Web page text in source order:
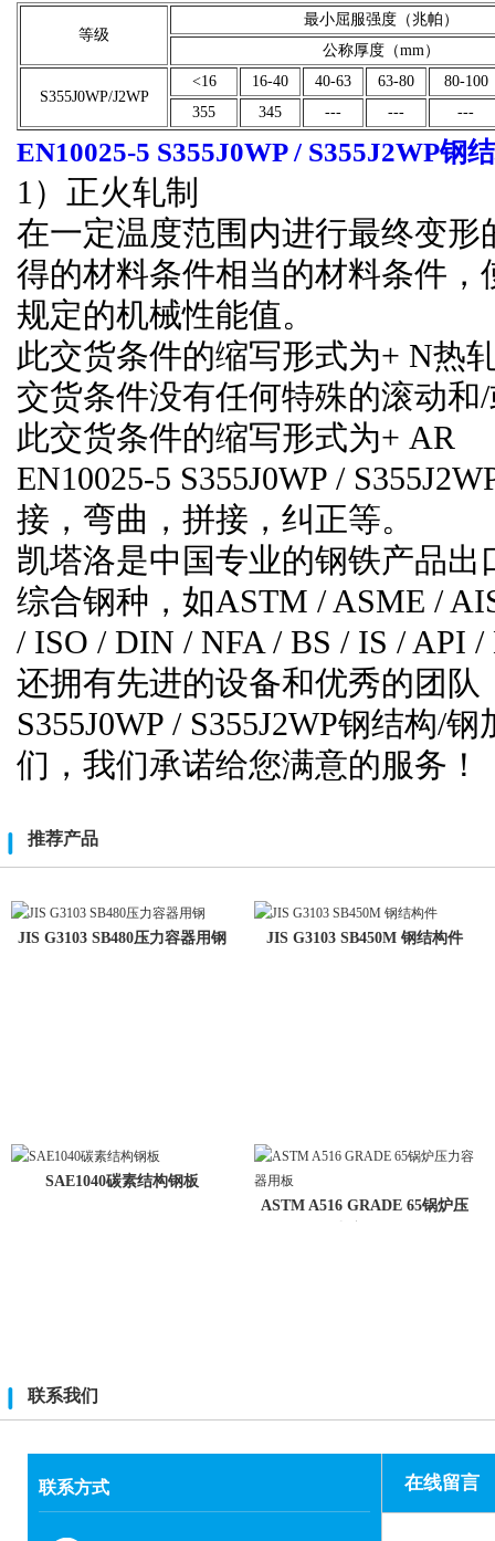
等级
最小屈服强度（兆帕）
公称厚度（mm）
S355J0WP/J2WP
˂16 16-40 40-63 63-80
80-100
355
345 --- --- ---
EN10025-5 S355J0WP / S355J2WP钢
1）正火轧制
在一定温度范围内进行最终变
得的材料条件相当的材料条件
规定的机械性能值。
此交货条件的缩写形式为+ N热
交货条件没有任何特殊的滚动和
此交货条件的缩写形式为+ AR
EN10025-5 S355J0WP /
接，弯曲，拼接，纠正等。
凯塔洛是中国专业的钢铁产品
综合钢种，如ASTM / ASME /
/ ISO / DIN / NFA / BS / IS / API
还拥有先进的设备和优秀的团队
S355J0WP / S355J2WP钢结构/
们，我们承诺给您满意的服务！
推荐产品
JIS G3103 SB480压力容器用钢 JIS G3103 SB450M 钢结构件
SAE1040碳素结构钢板
ASTM A516 GRADE 65锅炉压
联系我们
联系方式 在线留言